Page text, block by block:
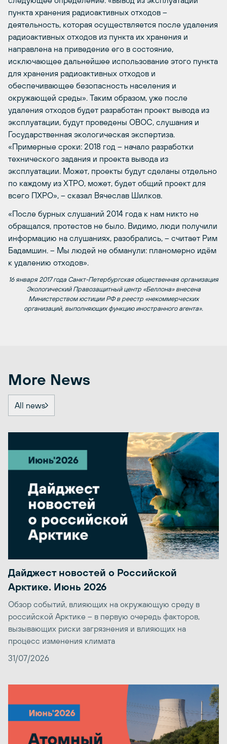
пункта хранения радиоактивных отходов –
деятельность, которая осуществляется после удаления
радиоактивных отходов из пункта их хранения и
направлена на приведение его в состояние,
исключающее дальнейшее использование этого пункта
для хранения радиоактивных отходов и
обеспечивающее безопасность населения и
окружающей среды». Таким образом, уже после
удаления отходов будет разработан проект вывода из
эксплуатации, будут проведены ОВОС, слушания и
Государственная экологическая экспертиза.
«Примерные сроки: 2018 год – начало разработки
технического задания и проекта вывода из
эксплуатации. Может, проекты будут сделаны отдельно
по каждому из ХТРО, может, будет общий проект для
всего ПХРО», – сказал Вячеслав Шилков.
«После бурных слушаний 2014 года к нам никто не
обращался, протестов не было. Видимо, люди получили
информацию на слушаниях, разобрались, – считает Рим
Бадамшин. – Мы людей не обманули: планомерно идём
к удалению отходов».
16 января 2017 года Санкт-Петербургская общественная организация
Экологический Правозащитный центр «Беллона» внесена
Министерством юстиции РФ в реестр «некоммерческих
организаций, выполняющих функцию иностранного агента».
More News
All news
Дайджест новостей о Российской
Арктике. Июнь 2026
Обзор событий, влияющих на окружающую среду в
российской Арктике – в первую очередь факторов,
вызывающих риски загрязнения и влияющих на
процесс изменения климата
31/07/2026